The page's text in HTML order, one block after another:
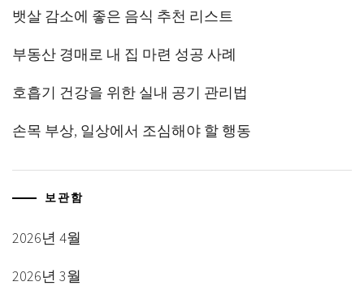
뱃살 감소에 좋은 음식 추천 리스트
부동산 경매로 내 집 마련 성공 사례
호흡기 건강을 위한 실내 공기 관리법
손목 부상, 일상에서 조심해야 할 행동
보관함
2026년 4월
2026년 3월